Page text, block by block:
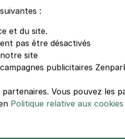
Autres événements de
Foire Internationale de
Concert Dream Nation Festival
Concert Disney en Concert
Concert Damien Saez
Concert Chantal Goya
Spectacle Dinosaures: Le
:
et du site.
pas être désactivés
site
publicitaires
Vous pouvez les
Politique relative aux cookies